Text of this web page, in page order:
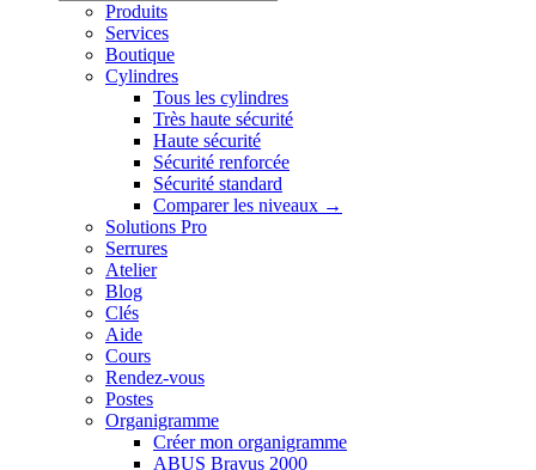
Produits
Services
Boutique
Cylindres
Tous les cylindres
Très haute sécurité
Haute sécurité
Sécurité renforcée
Sécurité standard
Comparer les niveaux →
Solutions Pro
Serrures
Atelier
Blog
Clés
Aide
Cours
Rendez-vous
Postes
Organigramme
Créer mon organigramme
ABUS Bravus 2000